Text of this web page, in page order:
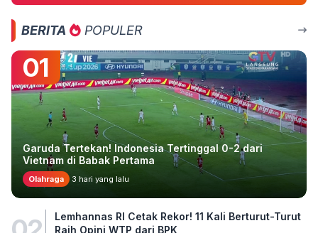
BERITA POPULER
01
Garuda Tertekan! Indonesia Tertinggal 0-2 dari
Vietnam di Babak Pertama
Olahraga 3 hari yang lalu
Lemhannas RI Cetak Rekor! 11 Kali Berturut-Turut
Raih Opini WTP dari BPK